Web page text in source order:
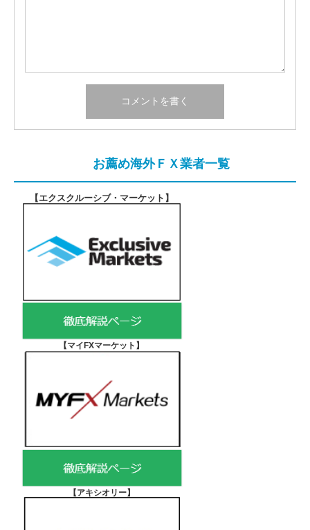
お薦め海外ＦＸ業者一覧
【エクスクルーシブ・マーケット 】
【マイFXマーケット 】
【アキシオリー】